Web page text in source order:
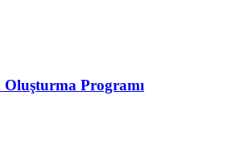
Programı